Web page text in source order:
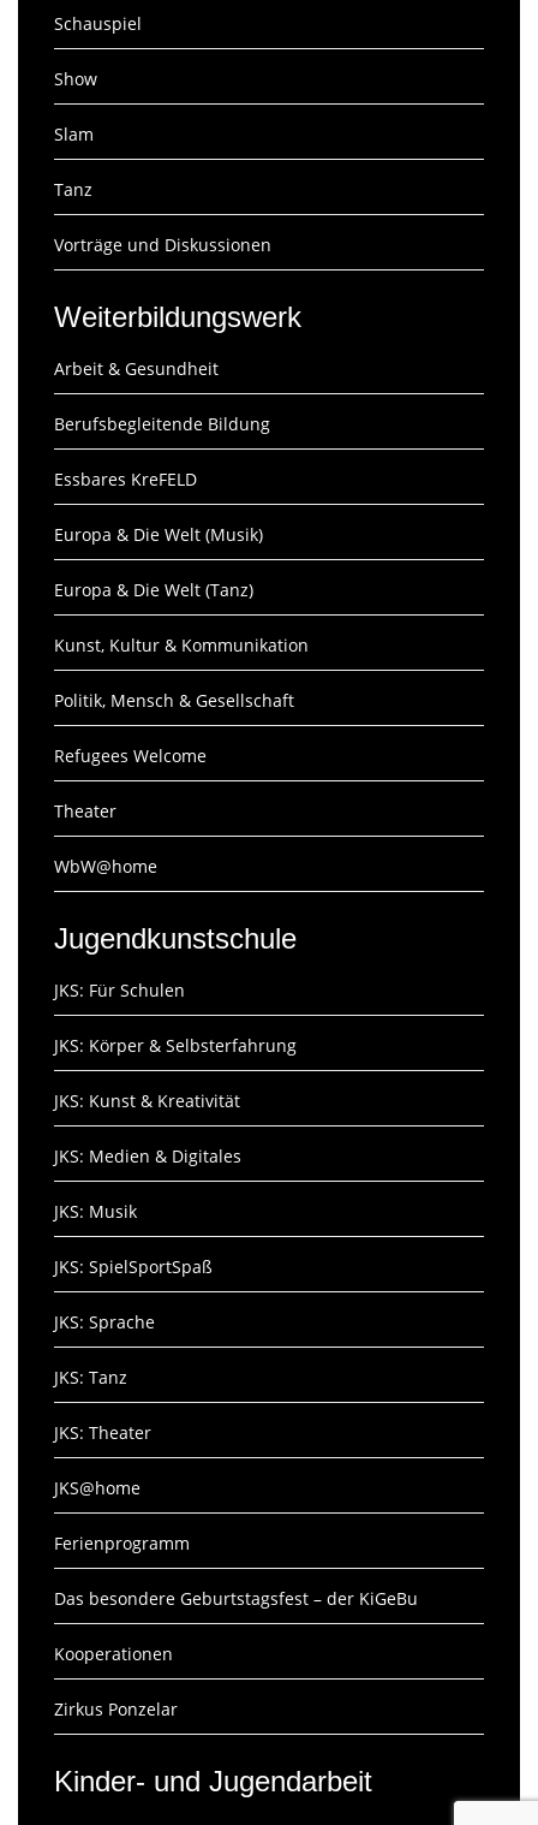
Schauspiel
Show
Slam
Tanz
Vorträge und Diskussionen
Weiterbildungswerk
Arbeit & Gesundheit
Berufsbegleitende Bildung
Essbares KreFELD
Europa & Die Welt (Musik)
Europa & Die Welt (Tanz)
Kunst, Kultur & Kommunikation
Politik, Mensch & Gesellschaft
Refugees Welcome
Theater
WbW@home
Jugendkunstschule
JKS: Für Schulen
JKS: Körper & Selbsterfahrung
JKS: Kunst & Kreativität
JKS: Medien & Digitales
JKS: Musik
JKS: SpielSportSpaß
JKS: Sprache
JKS: Tanz
JKS: Theater
JKS@home
Ferienprogramm
Das besondere Geburtstagsfest – der KiGeBu
Kooperationen
Zirkus Ponzelar
Kinder- und Jugendarbeit